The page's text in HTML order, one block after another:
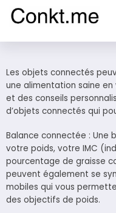
Conkt.me
Les objets connectés
une alimentation saine
et des conseils
d’objets connectés qui
Balance connectée : Une
votre poids, votre IMC
pourcentage de graisse
peuvent également se
mobiles qui vous
des objectifs de poids.